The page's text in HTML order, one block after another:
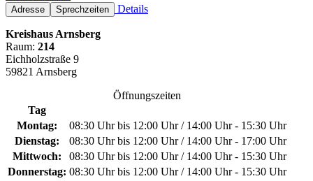
Adresse Sprechzeiten Details
Kreishaus Arnsberg
Raum: 214
Eichholzstraße 9
59821 Arnsberg
Öffnungszeiten
Tag
Montag:
08:30 Uhr bis 12:00 Uhr / 14:00 Uhr - 15:30 Uhr
Dienstag:
08:30 Uhr bis 12:00 Uhr / 14:00 Uhr - 17:00 Uhr
Mittwoch:
08:30 Uhr bis 12:00 Uhr / 14:00 Uhr - 15:30 Uhr
Donnerstag: 08:30 Uhr bis 12:00 Uhr / 14:00 Uhr - 15:30 Uhr